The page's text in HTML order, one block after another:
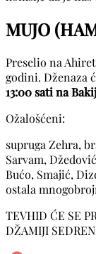
MUJO
Preselio na
godini. Dženaza
13:00 sati na
Ožalošćeni:
supruga Zehra,
Sarvam,
Bućo, Smajić,
ostala
TEVHID ĆE SE
DŽAMIJI